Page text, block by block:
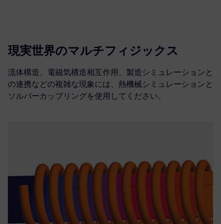
現実世界のマルチフィジックス
流体構造、電磁気構造相互作用、製造シミュレーションと
の連携などの複雑な現象には、熱機械シミュレーションと
ソルバーカップリングを使用してください。